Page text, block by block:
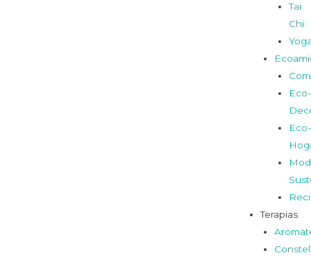
Tai
Chi
Eco-
Eco-
Terapias